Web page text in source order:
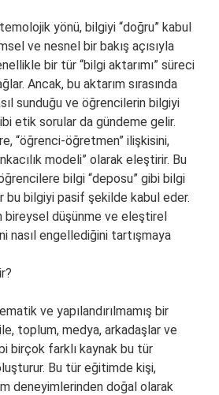
yönü, bilgiyi “doğru” kabul
ve nesnel bir bakış açısıyla
bir tür “bilgi aktarımı” süreci
Ancak, bu aktarım sırasında
sunduğu ve öğrencilerin bilgiyi
etik sorular da gündeme gelir.
“öğrenci-öğretmen” ilişkisini,
modeli” olarak eleştirir. Bu
bilgi “deposu” gibi bilgi
bu bilgiyi pasif şekilde kabul eder.
bireysel düşünme ve eleştirel
nasıl engellediğini tartışmaya
ve yapılandırılmamış bir
toplum, medya, arkadaşlar ve
birçok farklı kaynak bu tür
Bu tür eğitimde kişi,
deneyimlerinden doğal olarak